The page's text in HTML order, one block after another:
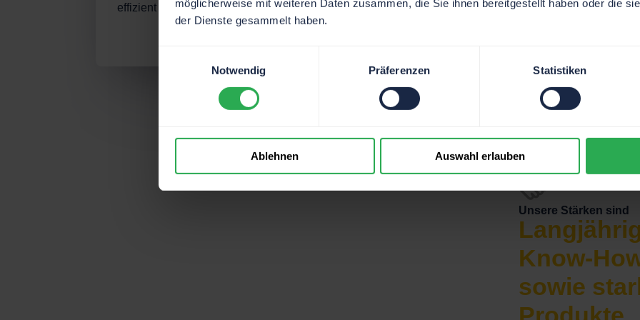
möglicherweise mit weiteren Daten zusammen, die Sie ihnen bereitgestellt haben oder die
der Dienste gesammelt haben.
Notwendig
Präferenzen Statistiken
Ablehnen Auswahl erlauben
effizient & zukunftsorientiert!
fachgerechte Betreuung Ihrer Anlage.
Unsere Stärken sind
Know-
sowie